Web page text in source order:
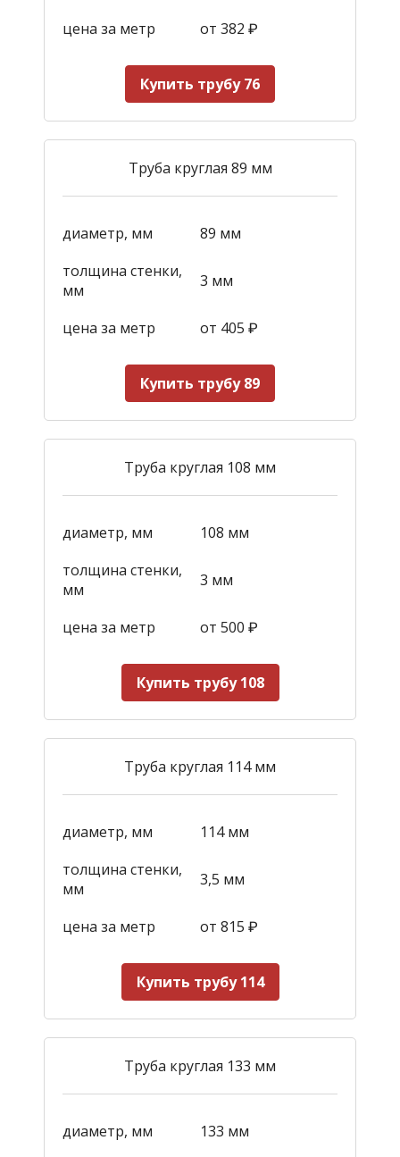
цена за метр
от 382 ₽
Купить трубу 76
Труба круглая 89 мм
диаметр, мм
89 мм
толщина стенки,
мм
3 мм
цена за метр от 405 ₽
Купить трубу 89
Труба круглая 108 мм
диаметр, мм
108 мм
толщина стенки,
мм
3 мм
цена за метр от 500 ₽
Купить трубу 108
Труба круглая 114 мм
диаметр, мм
114 мм
толщина стенки,
мм
3,5 мм
цена за метр от 815 ₽
Купить трубу 114
Труба круглая 133 мм
диаметр, мм
133 мм